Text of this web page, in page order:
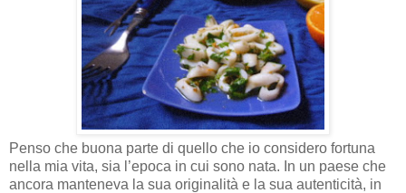
Penso che buona parte di quello che io considero fortuna
nella mia vita, sia l’epoca in cui sono nata. In un paese che
ancora manteneva la sua originalità e la sua autenticità, in